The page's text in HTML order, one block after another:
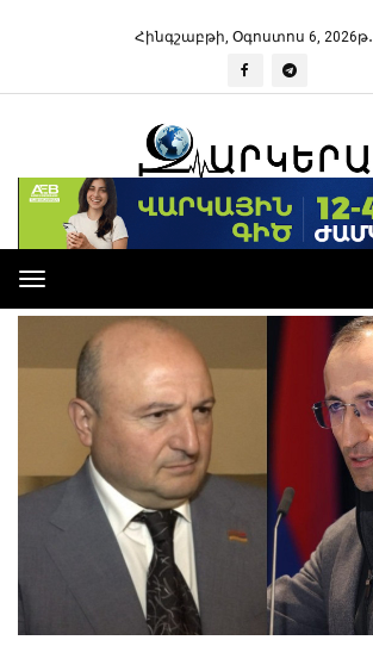
Հինգշաբթի, Օգոստոս 6, 2026թ․
Toggle
navigation